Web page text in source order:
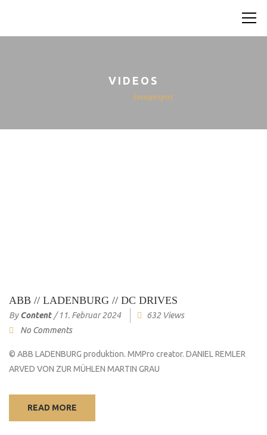
VIDEOS
imagespot
ABB // LADENBURG // DC DRIVES
By Content /11. Februar 2024
632 Views
No Comments
© ABB LADENBURG produktion. MMPro creator. DANIEL REMLER
ARVED VON ZUR MÜHLEN MARTIN GRAU
READ MORE